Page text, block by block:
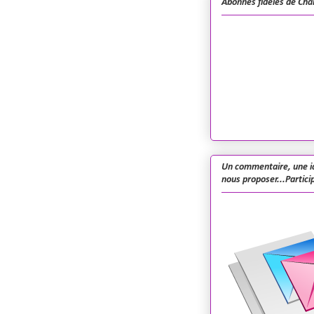
Abonnés fidèles de
Un commentaire, une
nous